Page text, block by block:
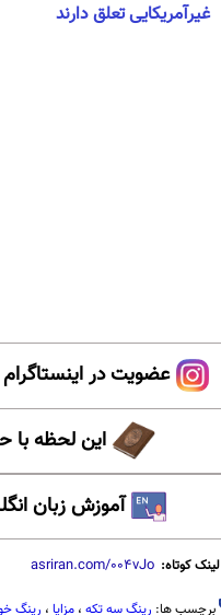
غیرآمریکایی تعلق دارند
عضویت در
این لحظه با
آموزش زبان
لینک کوتاه:
برچسب ها: رینگ سه تکه ، مزایا ، رینگ